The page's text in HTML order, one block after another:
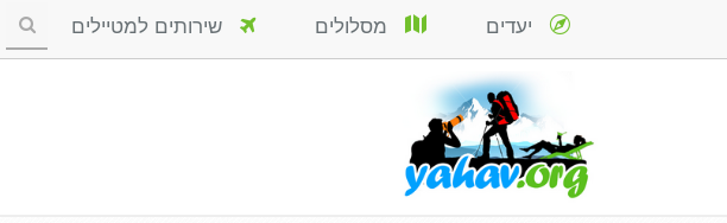
יעדים מסלולים שירותים למטיילים